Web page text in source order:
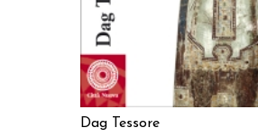
Dag Tessore